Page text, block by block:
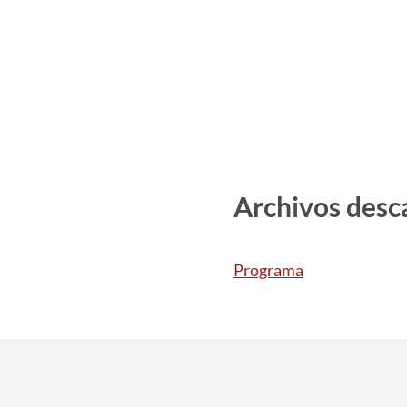
Archivos
Programa